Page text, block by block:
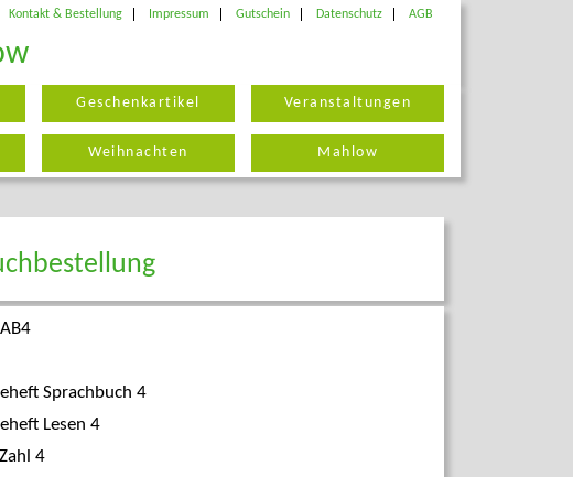
Kontakt & Bestellung Impressum Gutschein Datenschutz AGB
Geschenkartikel Veranstaltungen
Weihnachten Mahlow
Sprachbuch 4
Lesen 4
4